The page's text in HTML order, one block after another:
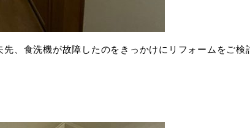
、食洗機が故障したのをきっかけにリフォームをご検